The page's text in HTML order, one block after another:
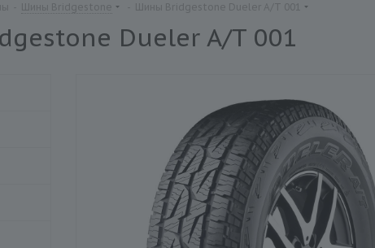
Dueler A/T 001